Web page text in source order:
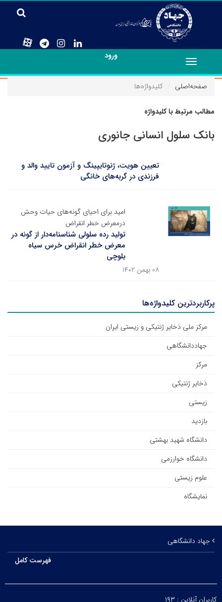
ورود
Toggle
navigation
صفحه‌اصلی
کلیدواژه‌ها
مطالب مرتبط با کلیدواژه
بانک سلول انسانی جانوری
تعیین هویت، ژنوتایپینگ و آزمون تایید والد و
فرزندی در گربه‌های خانگی
امید برای احیای گونه‌های حیات وحش
درمعرض خطر انقراض
تولید رده سلولی شناسنامه‌دار از گونه‌ در
معرض خطر انقراض خرس سیاه
بلوچی
۰۸ بهمن ۱۴۰۲
پرکاربردترین کلیدواژه‌ها
مرکز ملی ذخایر ژنتیکی و زیستی ایران
جهاددانشگاهی
مرکز
ذخایر ژنتیکی
زیستی
بازدید
دانشگاه شهید بهشتی
دانشگاه خوارزمی
علوم زیستی
نمایشگاه
جهاد دانشگاهی
فهرست کامل
کاربران آنلاین : ۱۹۳